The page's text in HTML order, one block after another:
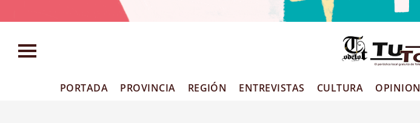
PORTADA PROVINCIA REGIÓN ENTREVISTAS CULTURA OPINION